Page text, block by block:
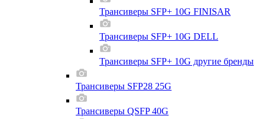
Трансиверы SFP+ 10G FINISAR
Трансиверы SFP+ 10G DELL
Трансиверы SFP+ 10G другие бренды
Трансиверы SFP28 25G
Трансиверы QSFP 40G